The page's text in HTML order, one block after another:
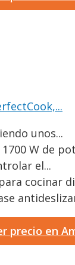
unos...
W de
el...
cocinar
precio en